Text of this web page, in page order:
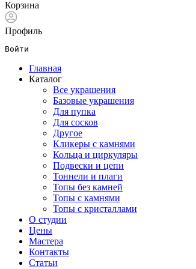
Корзина
Профиль
Войти
Главная
Каталог
Все украшения
Базовые украшения
Для пупка
Для сосков
Другое
Кликеры с камнями
Кольца и циркуляры
Подвески и цепи
Тоннели и плаги
Топы без камней
Топы с камнями
Топы с кристаллами
О студии
Цены
Мастера
Контакты
Статьи